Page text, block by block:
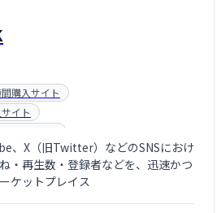
購入サイト
イト
獲得サービス
ービス
、X（旧Twitter）などのSNSにおけ
・再生数・登録者などを、迅速かつ
ケットプレイス